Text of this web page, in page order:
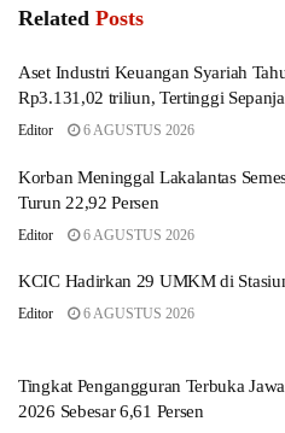
Related Posts
Aset Industri Keuangan Syariah
Rp3.131,02 triliun, Tertinggi
Editor 6 AGUSTUS 2026
Korban Meninggal Lakalantas
Turun 22,92 Persen
Editor 6 AGUSTUS 2026
KCIC Hadirkan 29 UMKM di
Editor 6 AGUSTUS 2026
Tingkat Pengangguran Terbuka
2026 Sebesar 6,61 Persen